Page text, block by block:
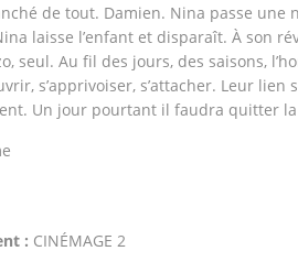
de tout. Damien. Nina passe une
laisse l’enfant et disparaît. À son
seul. Au fil des jours, des saisons,
s’apprivoiser, s’attacher. Leur lien
Un jour pourtant il faudra quitter
: CINÉMAGE 2